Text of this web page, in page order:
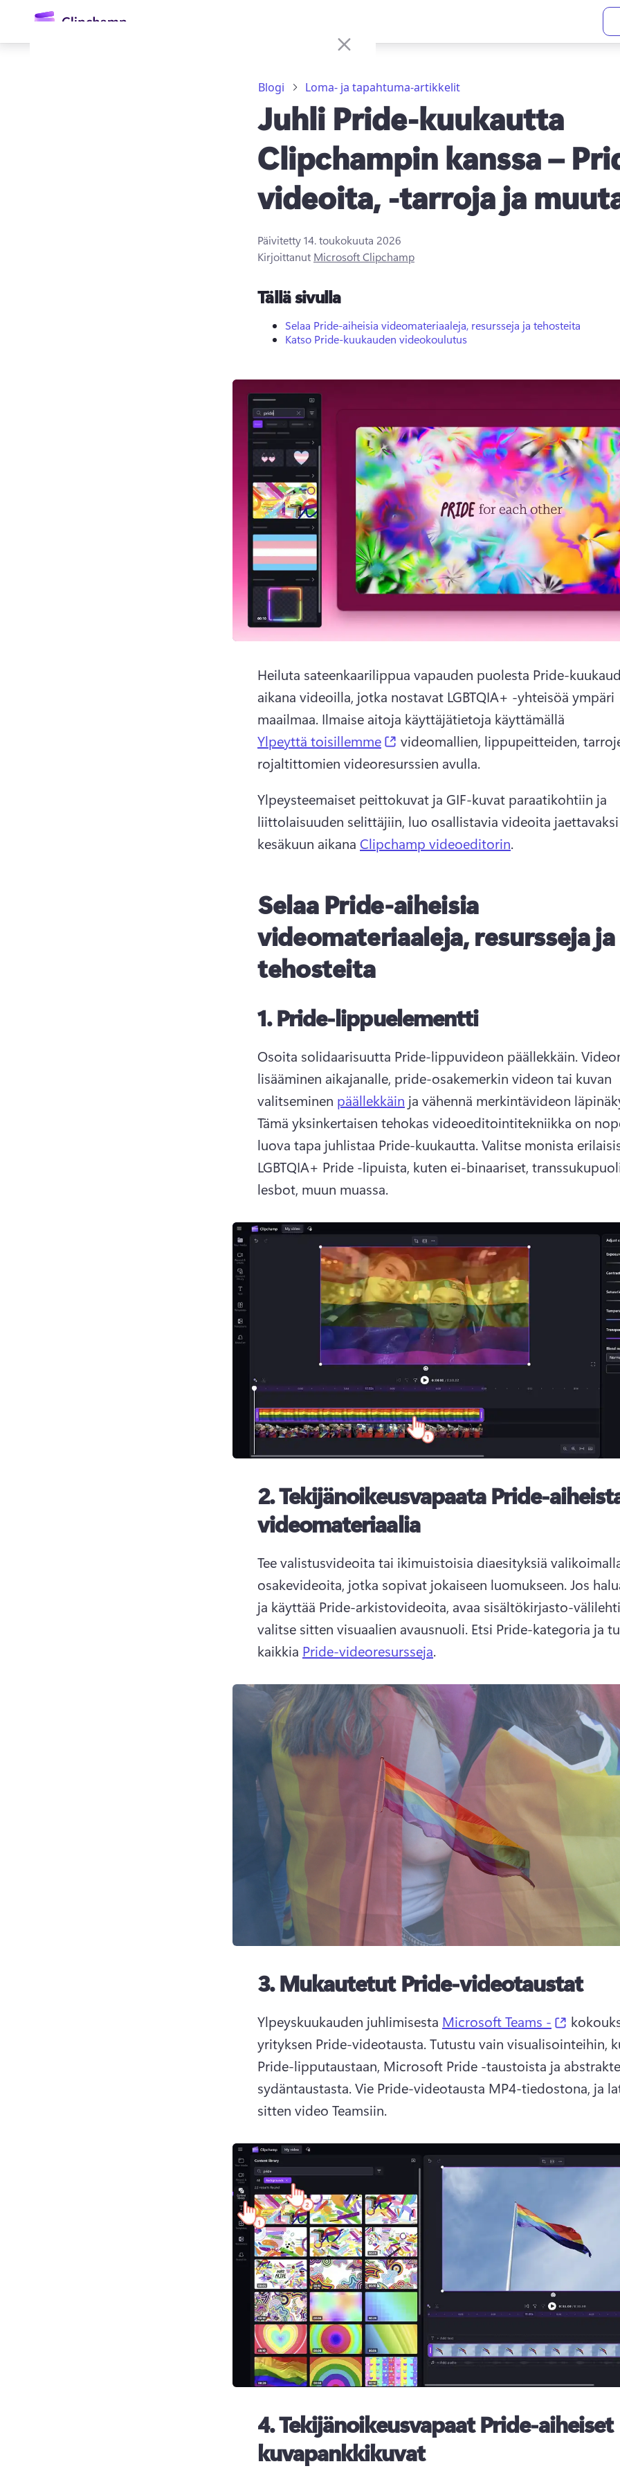
Blogi Loma- ja tapahtuma-artikkelit
Juhli Pride-kuukautta
Clipchampin kanssa –
videoita, -tarroja ja
Päivitetty14. toukokuuta 2026
Kirjoittanut Microsoft Clipchamp
Tällä sivulla
Selaa Pride-aiheisia videomateriaaleja, resursseja ja tehosteita
Katso Pride-kuukauden videokoulutus
Heiluta sateenkaarilippua vapauden puolesta Pride-
aikana videoilla, jotka nostavat LGBTQIA+ -yhteisöä ympäri
maailmaa. Ilmaise aitoja käyttäjätietoja käyttämällä
Ylpeyttä toisillemme
(opens in a new tab)
videomallien, lippupeitteiden,
rojaltittomien videoresurssien avulla.
Ylpeysteemaiset peittokuvat ja GIF-kuvat paraatikohtiin ja
liittolaisuuden selittäjiin, luo osallistavia videoita jaettavaksi
kesäkuun aikana Clipchamp videoeditorin.
Selaa Pride-aiheisia
videomateriaaleja, resursseja ja
tehosteita
1.Pride-lippuelementti
Osoita solidaarisuutta Pride-lippuvideon päällekkäin.
lisääminen aikajanalle, pride-osakemerkin videon tai kuvan
valitseminen päällekkäin
Tämä yksinkertaisen tehokas videoeditointitekniikka on
luova tapa juhlistaa Pride-kuukautta. Valitse monista
LGBTQIA+ Pride -lipuista, kuten ei-binaariset,
lesbot, muun muassa.
2.Tekijänoikeusvapaata Pride-
videomateriaalia
Tee valistusvideoita tai ikimuistoisia diaesityksiä
osakevideoita, jotka sopivat jokaiseen luomukseen. Jos
ja käyttää Pride-arkistovideoita, avaa sisältökirjasto-
valitse sitten visuaalien avausnuoli. Etsi Pride-kategoria ja
kaikkia Pride-videoresursseja.
3.Mukautetut Pride-videotaustat
Ylpeyskuukauden juhlimisesta Microsoft Teams - (opens
yrityksen Pride-videotausta. Tutustu vain visualisointeihin,
Pride-lipputaustaan, Microsoft Pride -taustoista ja
sydäntaustasta. Vie Pride-videotausta MP4-tiedostona, ja
sitten video Teamsiin.
4.Tekijänoikeusvapaat Pride-aiheiset
kuvapankkikuvat